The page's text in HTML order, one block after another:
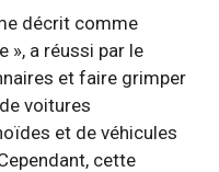
décrit comme
», a réussi par le
et faire grimper
voitures
et de véhicules
cette